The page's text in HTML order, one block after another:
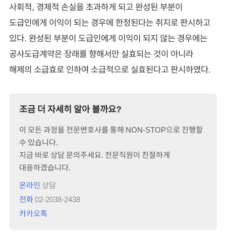
사회적, 경제적 손실을 초과하게 되고 완성된 부분이
도급인에게 이익이 되는 경우에 한정된다는 취지로 판시하고
있다. 완성된 부분이 도급인에게 이익이 되지 않는 경우에는
공사도급계약은 장래를 향해서만 실효되는 것이 아니라
해제의 소급효로 인하여 소급적으로 실효된다고 판시하였다.
조금 더 자세히 알아 볼까요?
이 모든 과정을 전문변호사를 통해 NON-STOP으로 진행할
수 있습니다.
지금 바로 상담 문의주세요. 전문직원이 친절하게
대응하겠습니다.
온라인 상담
전화02-2038-2438
카카오톡